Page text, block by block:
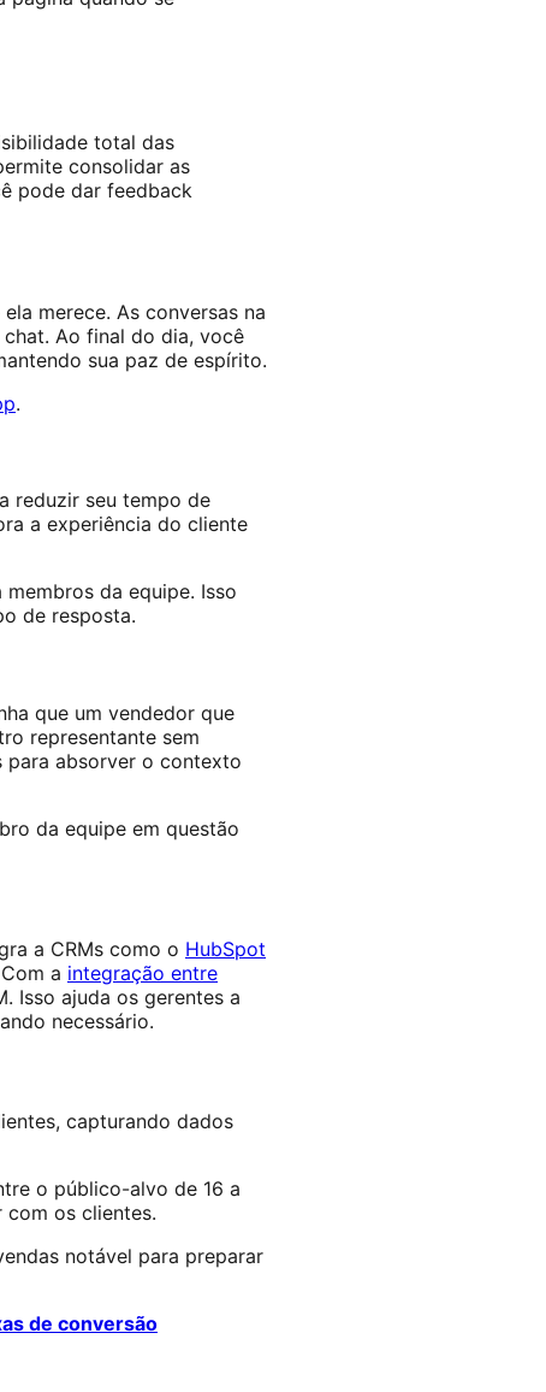
total das
consolidar as
pode dar feedback
merece. As conversas na
Ao final do dia, você
sua paz de espírito.
.
reduzir seu tempo de
a experiência do cliente
da equipe. Isso
de resposta.
que um vendedor que
representante sem
para absorver o contexto
da equipe em questão
a CRMs como o HubSpot
a integração entre
Isso ajuda os gerentes a
necessário.
capturando dados
o público-alvo de 16 a
com os clientes.
notável para preparar
de conversão